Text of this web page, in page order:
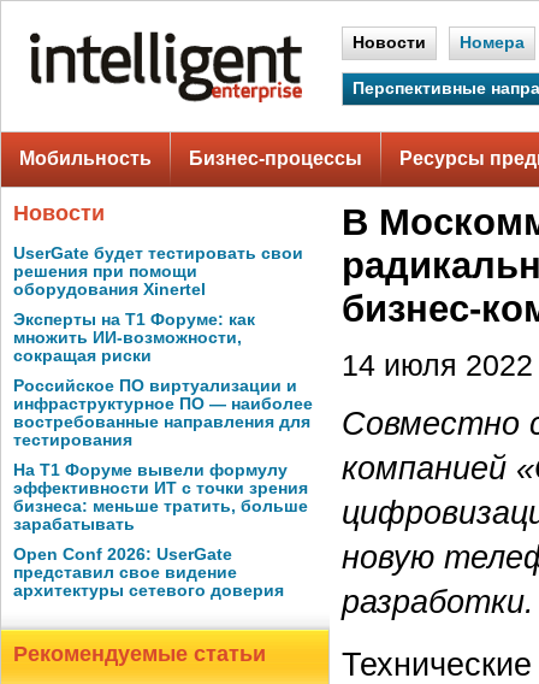
Новости Номера
Перспективные
Мобильность Бизнес-процессы Ресурсы
Новости
UserGate будет тестировать свои
решения при помощи
оборудования Xinertel
Эксперты на Т1 Форуме: как
множить ИИ-возможности,
сокращая риски
Российское ПО виртуализации и
инфраструктурное ПО — наиболее
востребованные направления для
тестирования
На Т1 Форуме вывели формулу
эффективности ИТ с точки зрения
бизнеса: меньше тратить, больше
зарабатывать
Open Conf 2026: UserGate
представил свое видение
архитектуры сетевого доверия
Рекомендуемые статьи
В
бизнес-
14 июля 2022
Совместно
компанией
новую
разработки.